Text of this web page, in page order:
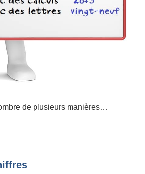
de plusieurs manières…